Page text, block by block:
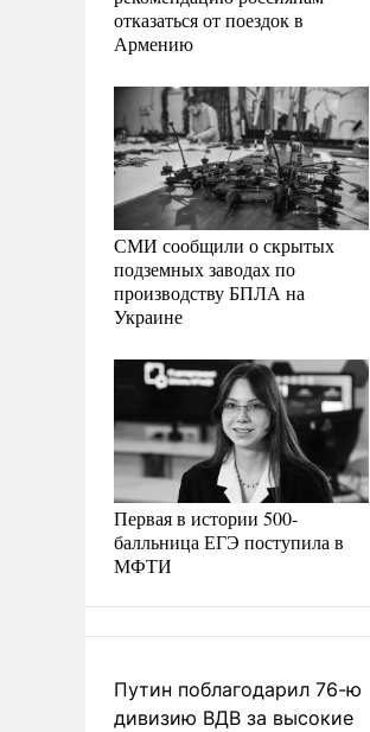
отказаться от поездок в
Армению
СМИ сообщили о скрытых
подземных заводах по
производству БПЛА на
Украине
Первая в истории 500-
балльница ЕГЭ поступила в
МФТИ
Путин поблагодарил 76-ю
дивизию ВДВ за высокие